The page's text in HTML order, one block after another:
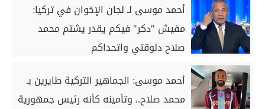
أحمد موسى لـ لجان الإخوان في تركيا:
مفيش "دكر" فيكم يقدر يشتم محمد
صلاح دلوقتي واتحداكم
أحمد موسى: الجماهير التركية طايرين بـ
محمد صلاح.. وتأمينه كأنه رئيس جمهورية